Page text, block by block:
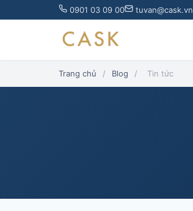
0901 03 09 00 tuvan@cask.vn
Trang chủ / Blog / Tin tức